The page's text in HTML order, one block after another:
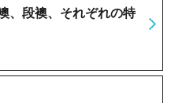
、段襖、それぞれの特